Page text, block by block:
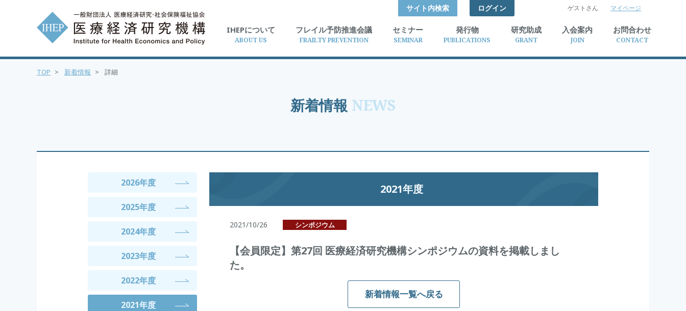
サイト内検索 検索
ログイン ゲストさん マイページ
IHEPについて
ABOUT US
フレイル予防推進会議
FRAILTY PREVENTION
セミナー
SEMINAR
発行物
PUBLICATIONS
研究助成
GRANT
入会案内
JOIN
お問合わせ
CONTACT
新着情報 NEWS
TOP > 新着情報 > 詳細
2026年度
2025年度
2024年度
2023年度
2022年度
2021年度
2021年度
2021/10/26 シンポジウム
【会員限定】第27回 医療経済研究機構シンポジウムの資料を掲載しまし
た。
新着情報一覧へ戻る